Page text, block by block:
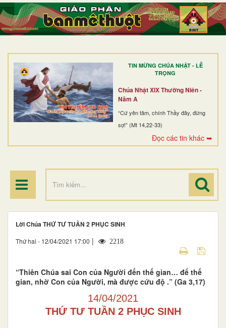
TIN MỪNG CHÚA NHẬT - LỄ
TRỌNG
Chúa Nhật XIX Thường Niên -
Năm A
“Cứ yên tâm, chính Thầy đây, đừng
sợ!” (Mt 14,22-33)
Đọc các tin khác ➥
TRANG NHẤT
GIỚI THIỆU
DÒNG TU
BAN MỤC VỤ
ĐOÀN THỂ CG
ĐIỂM HÀNH HƯƠNG
Lời Chúa THỨ TƯ TUẦN 2 PHỤC SINH
Thứ hai - 12/04/2021 17:00 | 2218
“Thiên Chúa sai Con của Người đến thế gian… để thế
gian, nhờ Con của Người, mà được cứu độ .” (Ga 3,17)
14/04/2021
THỨ TƯ TUẦN 2 PHỤC SINH